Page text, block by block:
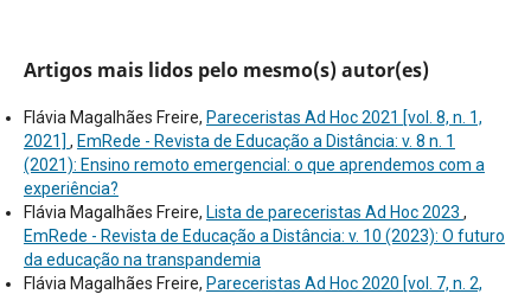
Artigos mais lidos pelo mesmo(s) autor(es)
Flávia Magalhães Freire, Pareceristas Ad Hoc 2021 [vol. 8, n. 1,
2021] , EmRede - Revista de Educação a Distância: v. 8 n. 1
(2021): Ensino remoto emergencial: o que aprendemos com a
experiência?
Flávia Magalhães Freire, Lista de pareceristas Ad Hoc 2023 ,
EmRede - Revista de Educação a Distância: v. 10 (2023): O futuro
da educação na transpandemia
Flávia Magalhães Freire, Pareceristas Ad Hoc 2020 [vol. 7, n. 2,